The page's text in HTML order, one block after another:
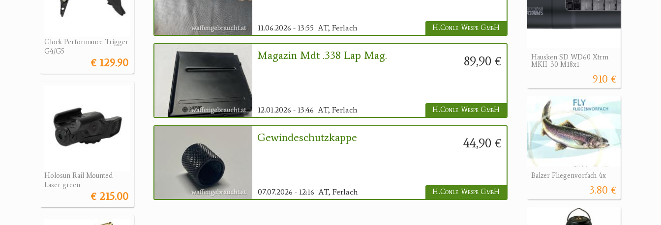
Glock Performance Trigger
G4/G5
€ 129.90
Holosun Rail Mounted
Laser green
€ 215.00
11.06.2026 - 13:55 AT, Ferlach H.Conle Wespe GmbH
89,90 €
Magazin Mdt .338 Lap Mag.
12.01.2026 - 13:46 AT, Ferlach H.Conle Wespe GmbH
44,90 €
Gewindeschutzkappe
07.07.2026 - 12:16 AT, Ferlach H.Conle Wespe GmbH
Hausken SD WD60 Xtrm
MKII .30 M18x1
910 €
Balzer Fliegenvorfach 4x
3.80 €